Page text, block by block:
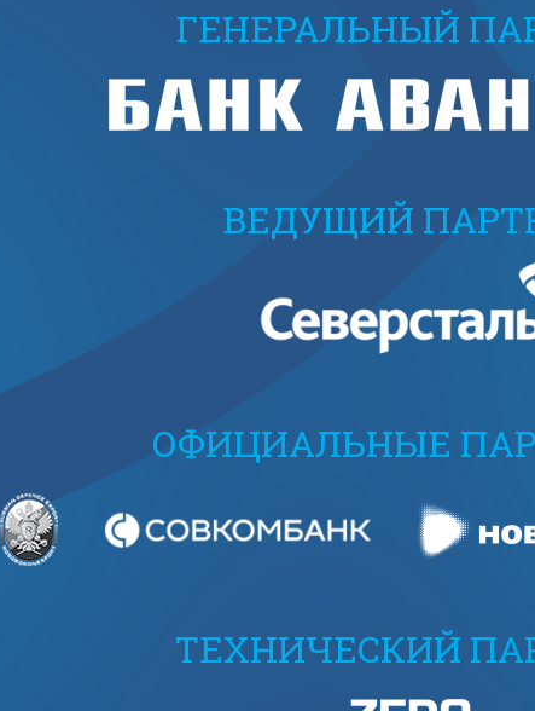
ГЕНЕРАЛЬНЫЙ
ВЕДУЩИЙ
ОФИЦИАЛЬНЫЕ
ТЕХНИЧЕСКИЙ